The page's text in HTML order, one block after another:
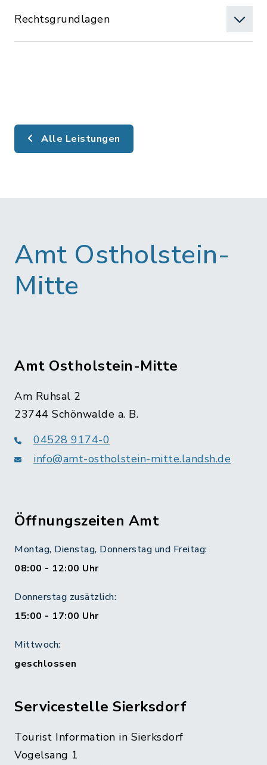
Rechtsgrundlagen
Alle Leistungen
Amt Ostholstein-
Mitte
Amt Ostholstein-Mitte
Am Ruhsal 2
23744 Schönwalde a. B.
04528 9174-0
info@amt-ostholstein-mitte.landsh.de
Öffnungszeiten Amt
Montag, Dienstag, Donnerstag und Freitag:
08:00 - 12:00 Uhr
Donnerstag zusätzlich:
15:00 - 17:00 Uhr
Mittwoch:
geschlossen
Servicestelle Sierksdorf
Tourist Information in Sierksdorf
Vogelsang 1